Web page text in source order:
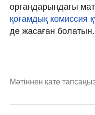
органдарындағы
қоғамдық комиссия
де жасаған болатын.
Мәтіннен қате